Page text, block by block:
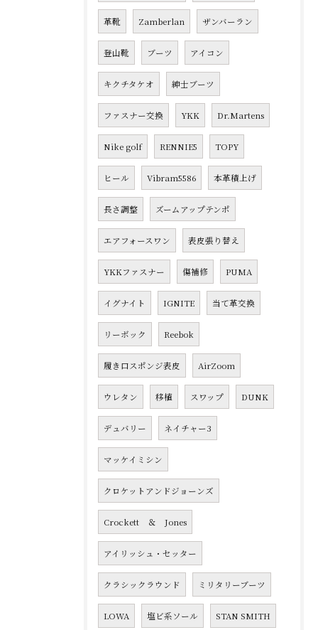
革靴 Zamberlan ザンバーラン
登山靴 ブーツ アイコン
キクチタケオ 紳士ブーツ
ファスナー交換 YKK Dr.Martens
Nike golf RENNIE5 TOPY
ヒール Vibram5586 本革積上げ
長さ調整 ズームアップテンポ
エアフォースワン 表皮張り替え
YKKファスナー 傷補修 PUMA
イグナイト IGNITE 当て革交換
リーボック Reebok
履き口スポンジ表皮 AirZoom
ウレタン 移植 スワップ DUNK
デュバリー ネイチャー3
マッケイミシン
クロケットアンドジョーンズ
Crockett ＆ Jones
アイリッシュ・セッター
クラシックラウンド ミリタリーブーツ
LOWA 塩ビ系ソール STAN SMITH